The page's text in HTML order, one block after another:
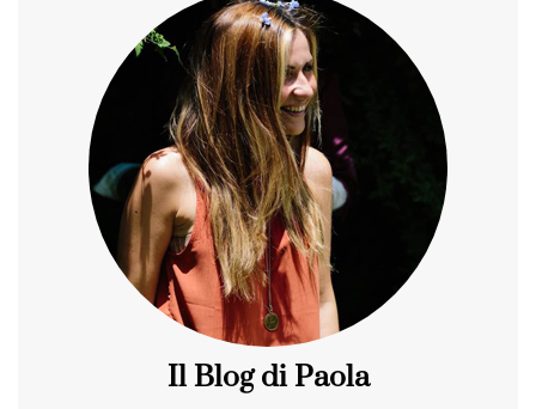
Il Blog di Paola